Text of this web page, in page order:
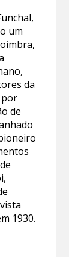
um
da
por
de
1930.